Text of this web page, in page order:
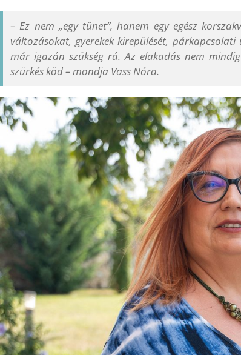
– Ez nem „egy tünet”, hanem egy egész
változásokat, gyerekek kirepülését,
már igazán szükség rá. Az elakadás nem
szürkés köd – mondja Vass Nóra.